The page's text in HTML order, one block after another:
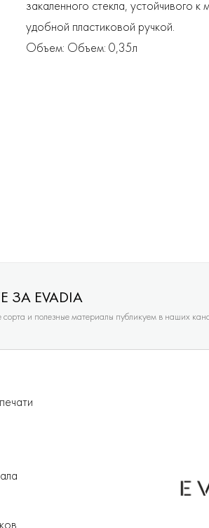
закаленного стекла, устойчивого
удобной пластиковой ручкой.
Объем: Объем: 0,35л
ЗА EVADIA
сорта и полезные материалы публикуем в наших